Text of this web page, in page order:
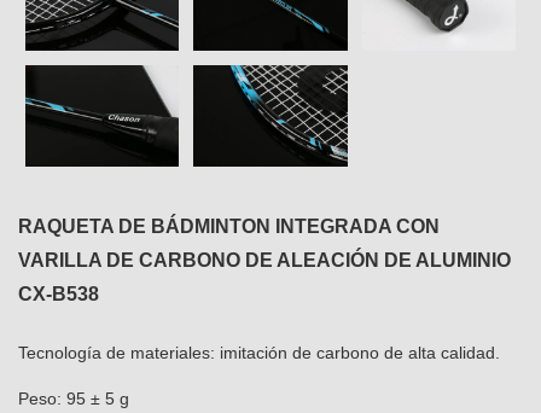
RAQUETA DE BÁDMINTON INTEGRADA CON
VARILLA DE CARBONO DE ALEACIÓN DE ALUMINIO
CX-B538
Tecnología de materiales: imitación de carbono de alta calidad.
Peso: 95 ± 5 g